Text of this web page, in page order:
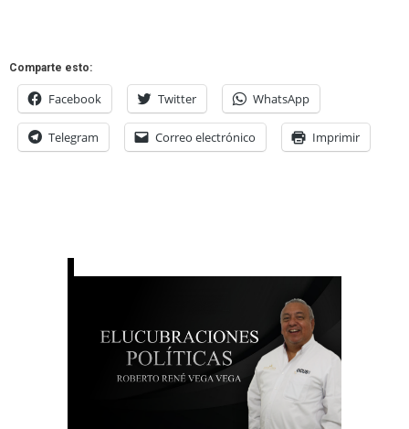
Comparte esto:
Facebook Twitter WhatsApp
Telegram Correo electrónico Imprimir